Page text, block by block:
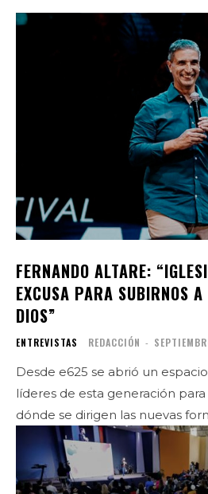
FERNANDO ALTARE:
EXCUSA PARA SUBIRNOS
DIOS”
ENTREVISTAS REDACCIÓN -
Desde e625 se abrió un
líderes de esta generación
dónde se dirigen las nuevas